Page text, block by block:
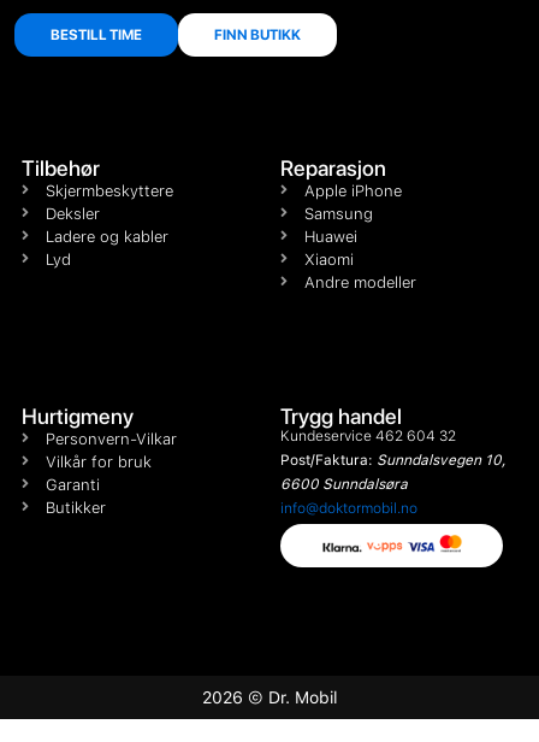
BESTILL TIME FINN BUTIKK
Tilbehør
Skjermbeskyttere
Deksler
Ladere og kabler
Lyd
Reparasjon
Apple iPhone
Samsung
Huawei
Xiaomi
Andre modeller
Hurtigmeny
Personvern-Vilkar
Vilkår for bruk
Garanti
Butikker
Trygg handel
Kundeservice 462 604 32
Post/Faktura: Sunndalsvegen 10,
6600 Sunndalsøra
info@doktormobil.no
2026 © Dr. Mobil